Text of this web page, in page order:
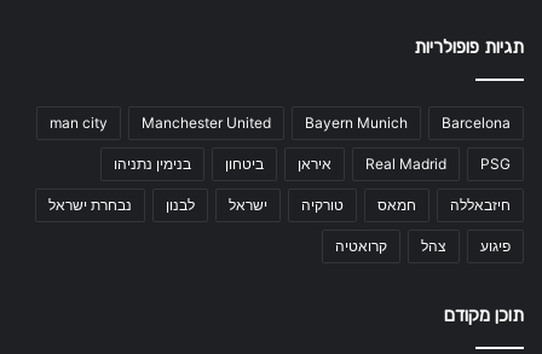
תגיות פופולריות
Barcelona
Bayern Munich
Manchester United
man city
PSG
Real Madrid איראן ביטחון בנימין נתניהו
חיזבאללה חמאס טורקיה ישראל לבנון נבחרת ישראל
פיגוע צהל קרואטיה
תוכן מקודם